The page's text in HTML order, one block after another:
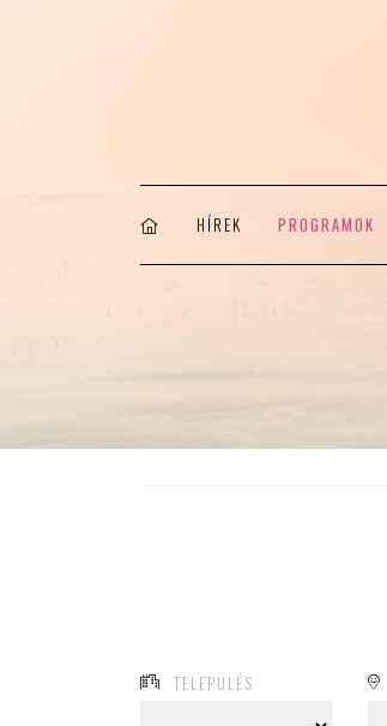
HÍREK PROGRAMOK
TELEPÜLÉS